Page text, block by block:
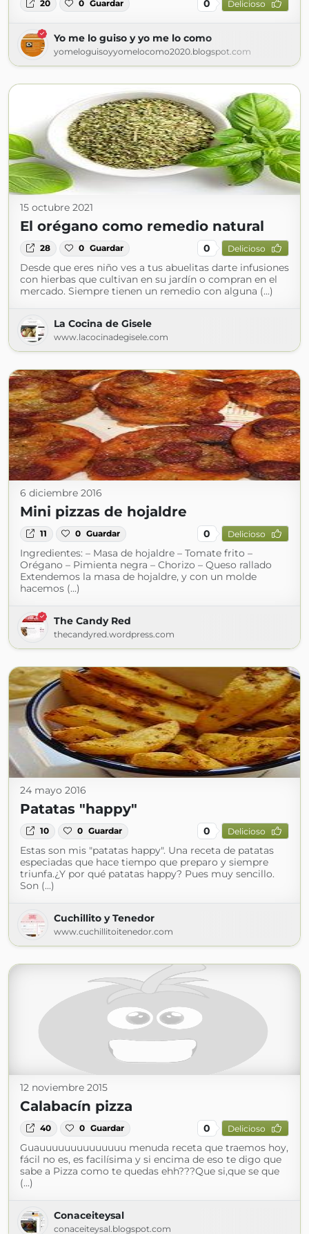
20 0 Guardar 0 Delicioso
Yo me lo guiso y yo me lo como
yomeloguisoyyomelocomo2020.blogspot.com
15 octubre 2021
El orégano como remedio natural
28 0 Guardar 0 Delicioso
Desde que eres niño ves a tus abuelitas darte infusiones
con hierbas que cultivan en su jardín o compran en el
mercado. Siempre tienen un remedio con alguna (...)
La Cocina de Gisele
www.lacocinadegisele.com
6 diciembre 2016
Mini pizzas de hojaldre
11 0 Guardar 0 Delicioso
Ingredientes: – Masa de hojaldre – Tomate frito –
Orégano – Pimienta negra – Chorizo – Queso rallado
Extendemos la masa de hojaldre, y con un molde
hacemos (...)
The Candy Red
thecandyred.wordpress.com
24 mayo 2016
Patatas "happy"
10 0 Guardar 0 Delicioso
Estas son mis "patatas happy". Una receta de patatas
especiadas que hace tiempo que preparo y siempre
triunfa.¿Y por qué patatas happy? Pues muy sencillo.
Son (...)
Cuchillito y Tenedor
www.cuchillitoitenedor.com
12 noviembre 2015
Calabacín pizza
40 0 Guardar 0 Delicioso
Guauuuuuuuuuuuuuu menuda receta que traemos hoy,
fácil no es, es facilísima y si encima de eso te digo que
sabe a Pizza como te quedas ehh???Que si,que se que
(...)
Conaceiteysal
conaceiteysal.blogspot.com